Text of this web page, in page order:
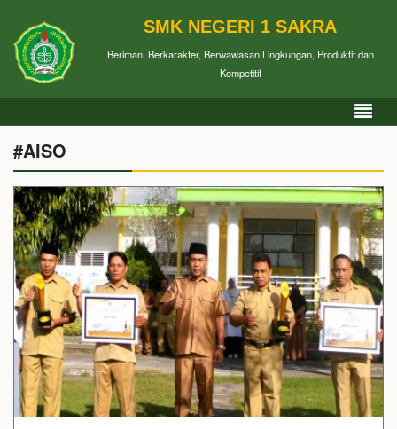
SMK NEGERI 1 SAKRA
Beriman, Berkarakter, Berwawasan Lingkungan, Produktif dan
Kompetitif
#AISO